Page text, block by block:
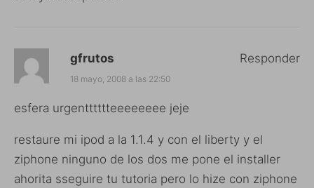
gfrutos
18 mayo, 2008 a las 22:50
esfera urgentttttteeeeeeee jeje
restaure mi ipod a la 1.1.4 y con el liberty y el
ziphone ninguno de los dos me pone el installer
ahorita sseguire tu tutoria pero lo hize con ziphone
Responder